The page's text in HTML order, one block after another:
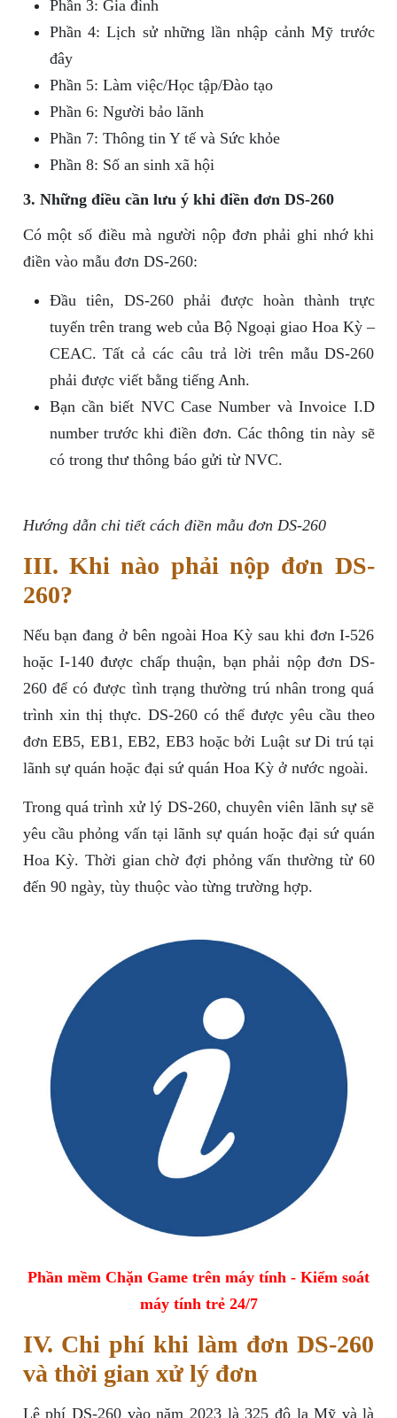
Phần 3: Gia đình
Phần 4: Lịch sử những lần nhập cảnh Mỹ trước
đây
Phần 5: Làm việc/Học tập/Đào tạo
Phần 6: Người bảo lãnh
Phần 7: Thông tin Y tế và Sức khỏe
Phần 8: Số an sinh xã hội
3. Những điều cần lưu ý khi điền đơn DS-260
Có một số điều mà người nộp đơn phải ghi nhớ khi
điền vào mẫu đơn DS-260:
Đầu tiên, DS-260 phải được hoàn thành trực
tuyến trên trang web của Bộ Ngoại giao Hoa Kỳ –
CEAC. Tất cả các câu trả lời trên mẫu DS-260
phải được viết bằng tiếng Anh.
Bạn cần biết NVC Case Number và Invoice I.D
number trước khi điền đơn. Các thông tin này sẽ
có trong thư thông báo gửi từ NVC.
Hướng dẫn chi tiết cách điền mẫu đơn DS-260
III. Khi nào phải nộp đơn DS-
260?
Nếu bạn đang ở bên ngoài Hoa Kỳ sau khi đơn I-526
hoặc I-140 được chấp thuận, bạn phải nộp đơn DS-
260 để có được tình trạng thường trú nhân trong quá
trình xin thị thực. DS-260 có thể được yêu cầu theo
đơn EB5, EB1, EB2, EB3 hoặc bởi Luật sư Di trú tại
lãnh sự quán hoặc đại sứ quán Hoa Kỳ ở nước ngoài.
Trong quá trình xử lý DS-260, chuyên viên lãnh sự sẽ
yêu cầu phỏng vấn tại lãnh sự quán hoặc đại sứ quán
Hoa Kỳ. Thời gian chờ đợi phỏng vấn thường từ 60
đến 90 ngày, tùy thuộc vào từng trường hợp.
Phần mềm Chặn Game trên máy tính - Kiểm soát
máy tính trẻ 24/7
IV. Chi phí khi làm đơn DS-260
và thời gian xử lý đơn
Lệ phí DS-260 vào năm 2023 là 325 đô la Mỹ và là